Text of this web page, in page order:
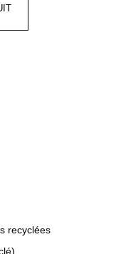
recyclées